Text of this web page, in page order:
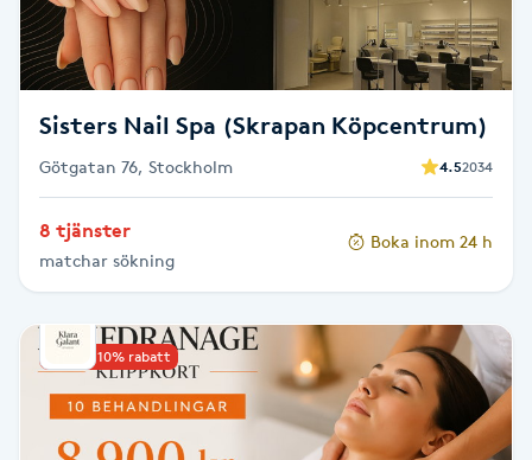
Medium
Megavolymfransar
MicroPen
Microshading
Mixfransar
Sisters Nail Spa (Skrapan Köpcentrum)
Götgatan 76, Stockholm 4.52034
8 tjänster
matchar sökning
Boka inom 24 h
Upp till 10% rabatt